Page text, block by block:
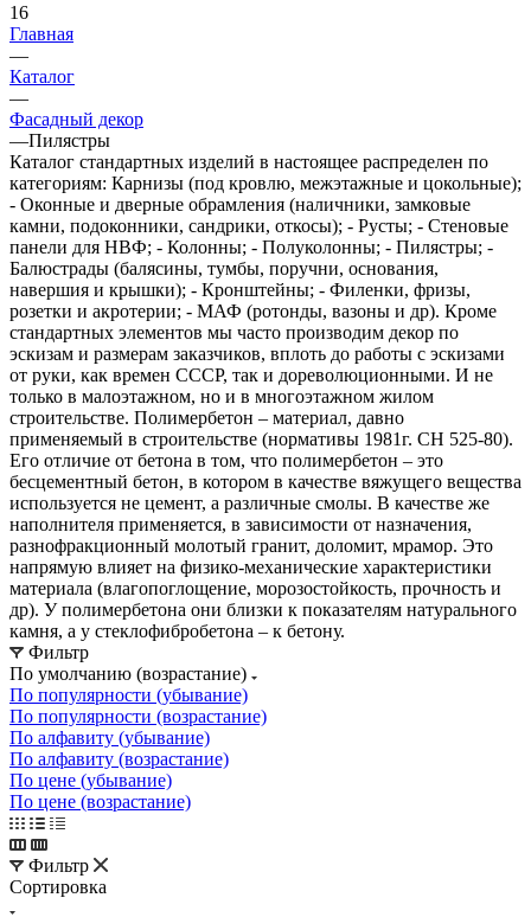
16
Главная
—
Каталог
—
Фасадный декор
—Пилястры
Каталог стандартных изделий в настоящее распределен по
категориям: Карнизы (под кровлю, межэтажные и цокольные);
- Оконные и дверные обрамления (наличники, замковые
камни, подоконники, сандрики, откосы); - Русты; - Стеновые
панели для НВФ; - Колонны; - Полуколонны; - Пилястры; -
Балюстрады (балясины, тумбы, поручни, основания,
навершия и крышки); - Кронштейны; - Филенки, фризы,
розетки и акротерии; - МАФ (ротонды, вазоны и др). Кроме
стандартных элементов мы часто производим декор по
эскизам и размерам заказчиков, вплоть до работы с эскизами
от руки, как времен СССР, так и дореволюционными. И не
только в малоэтажном, но и в многоэтажном жилом
строительстве. Полимербетон – материал, давно
применяемый в строительстве (нормативы 1981г. СН 525-80).
Его отличие от бетона в том, что полимербетон – это
бесцементный бетон, в котором в качестве вяжущего вещества
используется не цемент, а различные смолы. В качестве же
наполнителя применяется, в зависимости от назначения,
разнофракционный молотый гранит, доломит, мрамор. Это
напрямую влияет на физико-механические характеристики
материала (влагопоглощение, морозостойкость, прочность и
др). У полимербетона они близки к показателям натурального
камня, а у стеклофибробетона – к бетону.
Фильтр
По умолчанию (возрастание)
По популярности (убывание)
По популярности (возрастание)
По алфавиту (убывание)
По алфавиту (возрастание)
По цене (убывание)
По цене (возрастание)
Фильтр
Сортировка